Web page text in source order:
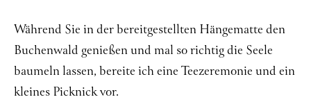
Während Sie in der bereitgestellten Hängematte den
Buchenwald genießen und mal so richtig die Seele
baumeln lassen, bereite ich eine Teezeremonie und ein
kleines Picknick vor.